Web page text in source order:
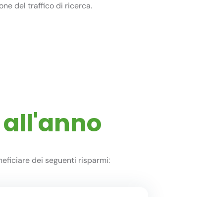
del traffico di ricerca.
dei seguenti risparmi: